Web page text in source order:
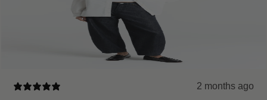
2 months ago